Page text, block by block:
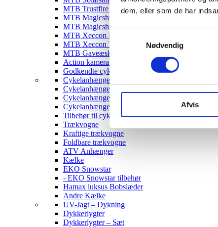
dem, eller som de har
Samtykkevalg
Nødvendig
Afvis
MTB Trustfire Lygter
MTB Magicshine Lygter
MTB Magicshine Tilbehør
MTB Xeccon Lygter
MTB Xeccon Tilbehør
MTB Gaveæske
Action kamera til MTB
Godkendte cykellygter & tilbehør
Cykelanhængere
Cykelanhænger til Børn
Cykelanhænger til hunde
Cykelanhænger Cargo
Tilbehør til cykelanhængere
Trækvogne
Kraftige trækvogne
Foldbare trækvogne
ATV Anhænger
Kælke
EKO Snowstar
- EKO Snowstar tilbehør
Hamax luksus Bobslæder
Andre Kælke
UV-Jagt – Dykning
Dykkerlygter
Dykkerlygter – Sæt